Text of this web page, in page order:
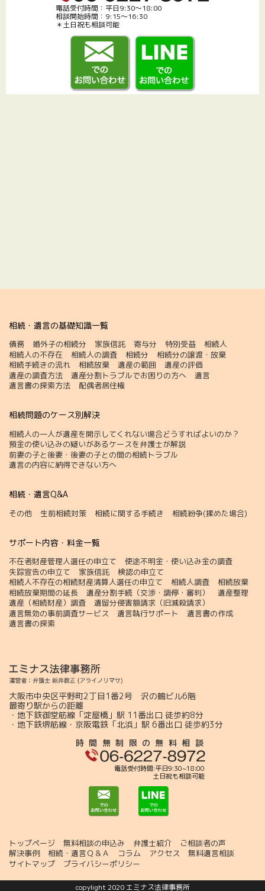
電話受付時間：平日9:30～18:00
相談開始時間：9:15～16:30
＊土日祝も相談可能
相続・遺言の基礎知識一覧
債務 婚外子の相続分 家族信託 寄与分 特別受益
相続人
相続人の不存在
相続人の調査 相続分
相続分の譲渡・放棄
相続手続きの流れ
相続放棄 遺産の範囲
遺産の評価
遺産の調査方法
遺産分割トラブルでお困りの方へ
遺言
遺言書の探索方法
配偶者居住権
相続問題のケース別解決
相続人の一人が遺産を開示してくれない場合どうすればよいのか？
預金の使い込みの疑いがあるケースを弁護士が解説
前妻の子と後妻・後妻の子との間の相続トラブル
遺言の内容に納得できない方へ
相続・遺言Q&A
その他 生前相続対策 相続に関する手続き 相続紛争(揉めた場合)
サポート内容・料金一覧
不在者財産管理人選任の申立て
使途不明金・使い込み金の調査
失踪宣告の申立て
家族信託
検認の申立て
相続人不存在の相続財産清算人選任の申立て
相続人調査
相続放棄
相続放棄期間の延長
遺産分割手続（交渉・調停・審判）
遺産整理
遺産（相続財産）調査
遺留分侵害額請求（旧減殺請求）
遺言無効の事前調査サービス
遺言執行サポート
遺言書の作成
遺言書の探索
大阪市中央区平野町2丁目1番2号 沢の鶴ビル6階
最寄り駅からの距離
・地下鉄御堂筋線「淀屋橋」駅 11番出口 徒歩約8分
・地下鉄堺筋線・京阪電鉄「北浜」駅 6番出口 徒歩約3分
時間無制限の無料相談
電話受付時間:平日9:30~18:00
土日祝も相談可能
トップページ 無料相談の申込み 弁護士紹介
ご相談者の声
解決事例
相続・遺言Ｑ＆Ａ コラム アクセス
無料遺言相談
サイトマップ
プライバシーポリシー
copylight 2020 エミナス法律事務所